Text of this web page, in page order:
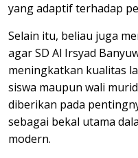
yang adaptif terhadap
Selain itu, beliau juga
agar SD Al Irsyad
meningkatkan kualitas
siswa maupun wali
diberikan pada
sebagai bekal utama
modern.